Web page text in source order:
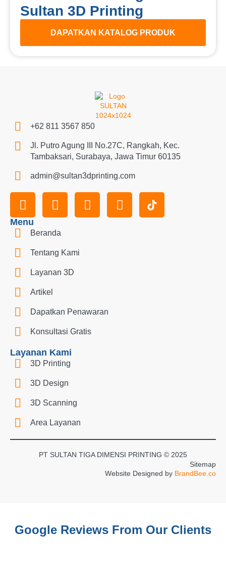
Sultan 3D Printing
DAPATKAN KATALOG PRODUK
+62 811 3567 850
Jl. Putro Agung III No.27C, Rangkah, Kec.
Tambaksari, Surabaya, Jawa Timur 60135
admin@sultan3dprinting.com
Menu
Beranda
Tentang Kami
Layanan 3D
Artikel
Dapatkan Penawaran
Konsultasi Gratis
Layanan Kami
3D Printing
3D Design
3D Scanning
Area Layanan
PT SULTAN TIGA DIMENSI PRINTING © 2025
Sitemap
Website Designed by BrandBee.co
Google Reviews From Our Clients